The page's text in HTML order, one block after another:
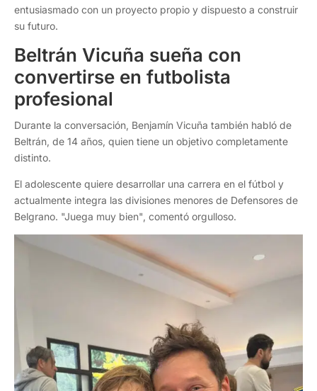
entusiasmado con un proyecto propio y dispuesto a construir
su futuro.
Beltrán Vicuña sueña con
convertirse en futbolista
profesional
Durante la conversación, Benjamín Vicuña también habló de
Beltrán, de 14 años, quien tiene un objetivo completamente
distinto.
El adolescente quiere desarrollar una carrera en el fútbol y
actualmente integra las divisiones menores de Defensores de
Belgrano. "Juega muy bien", comentó orgulloso.